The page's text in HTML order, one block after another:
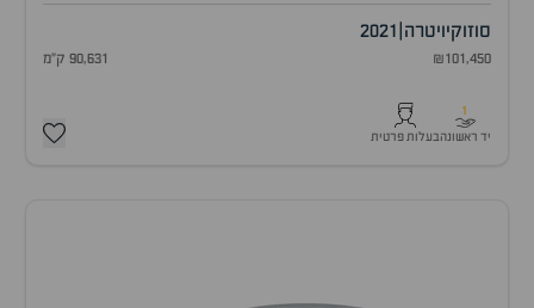
סוזוקיויטרה 2021
₪101,450 90,631 ק"מ
1
יד ראשונהבעלות פרטית